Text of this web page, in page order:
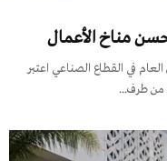
مناخ الأعمال
في القطاع الصناعي اعتبر